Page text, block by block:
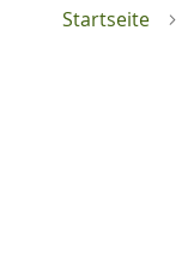
Startseite